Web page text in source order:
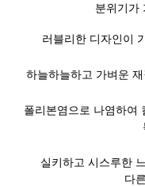
분위기가
러블리한 디자인이
하늘하늘하고 가벼운
폴리본염으로 나염하여
실키하고 시스루한
다